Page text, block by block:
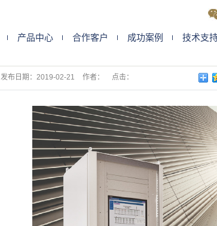
产品中心 合作客户 成功案例 技术支
发布日期： 2019-02-21 作者： 点击：